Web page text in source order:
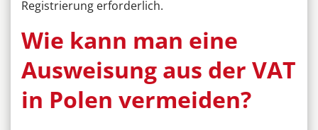
Registrierung erforderlich.
Wie kann man eine
Ausweisung aus der VAT
in Polen vermeiden?